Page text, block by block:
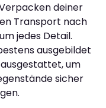
deiner
Transport nach
jedes Detail.
ausgebildet
um
sicher